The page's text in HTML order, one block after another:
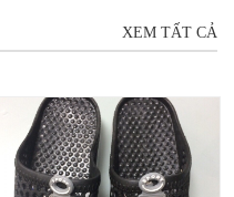
XEM TẤT CẢ